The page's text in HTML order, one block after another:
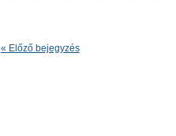
« Előző bejegyzés